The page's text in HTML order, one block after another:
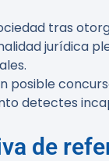
tras
jurídica
posible
detectes
de